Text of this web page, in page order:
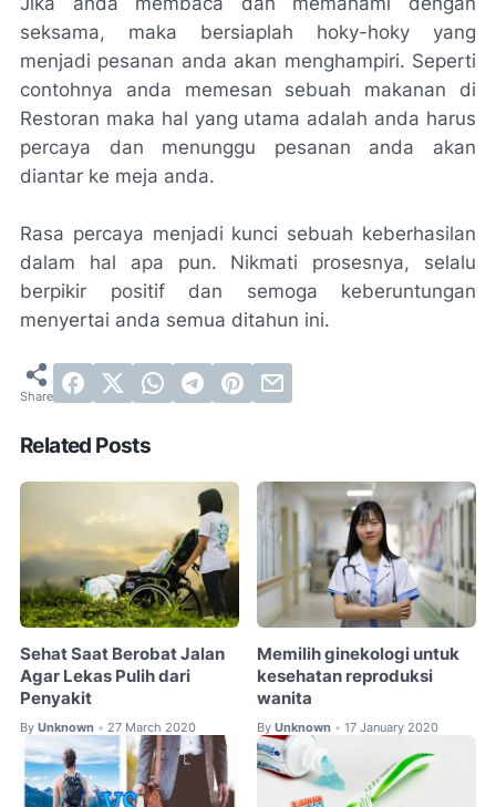
seksama, maka bersiaplah hoky-hoky yang
menjadi pesanan anda akan menghampiri. Seperti
contohnya anda memesan sebuah makanan di
Restoran maka hal yang utama adalah anda harus
percaya dan menunggu pesanan anda akan
diantar ke meja anda.
Rasa percaya menjadi kunci sebuah keberhasilan
dalam hal apa pun. Nikmati prosesnya, selalu
berpikir positif dan semoga keberuntungan
menyertai anda semua ditahun ini.
Related Posts
Sehat Saat Berobat Jalan
Agar Lekas Pulih dari
Penyakit
By Unknown • 27 March 2020
Memilih ginekologi untuk
kesehatan reproduksi
wanita
By Unknown • 17 January 2020